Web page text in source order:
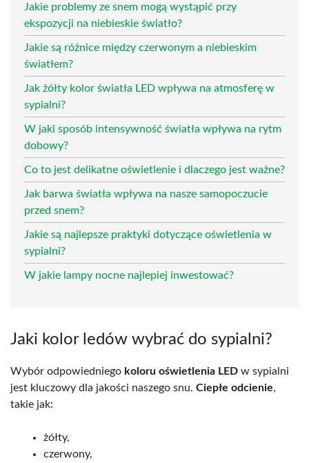
Jakie problemy ze snem mogą wystąpić przy
ekspozycji na niebieskie światło?
Jakie są różnice między czerwonym a niebieskim
światłem?
Jak żółty kolor światła LED wpływa na atmosferę w
sypialni?
W jaki sposób intensywność światła wpływa na rytm
dobowy?
Co to jest delikatne oświetlenie i dlaczego jest ważne?
Jak barwa światła wpływa na nasze samopoczucie
przed snem?
Jakie są najlepsze praktyki dotyczące oświetlenia w
sypialni?
W jakie lampy nocne najlepiej inwestować?
Jaki kolor ledów wybrać do sypialni?
Wybór odpowiedniego koloru oświetlenia LED w sypialni
jest kluczowy dla jakości naszego snu. Ciepłe odcienie,
takie jak:
żółty,
czerwony,